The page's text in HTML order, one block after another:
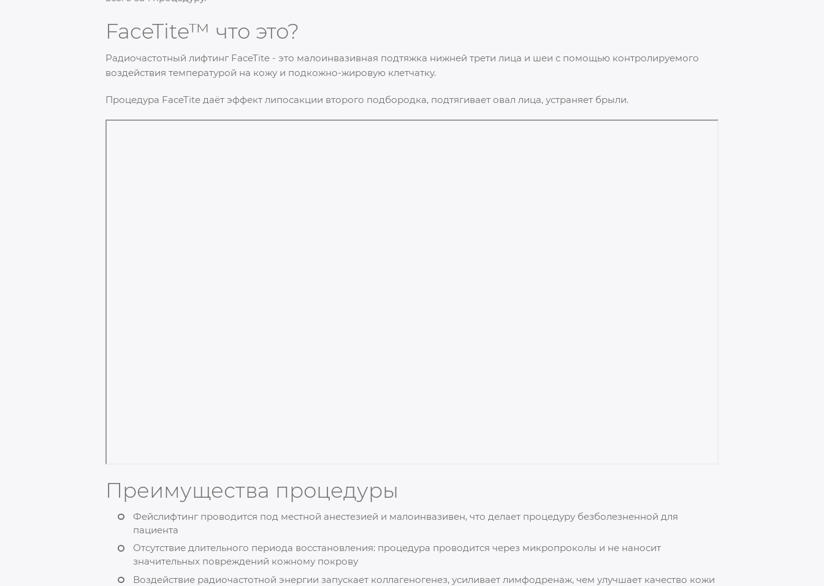
FaceTite™ что это?
Радиочастотный лифтинг FaceTite - это малоинвазивная подтяжка нижней трети лица и шеи с помощью контролируемого
воздействия температурой на кожу и подкожно-жировую клетчатку.
Процедура FaceTite даёт эффект липосакции второго подбородка, подтягивает овал лица, устраняет брыли.
Преимущества процедуры
Фейслифтинг проводится под местной анестезией и малоинвазивен, что делает процедуру безболезненной для
пациента
Отсутствие длительного периода восстановления: процедура проводится через микропроколы и не наносит
значительных повреждений кожному покрову
Воздействие радиочастотной энергии запускает коллагеногенез, усиливает лимфодренаж, чем улучшает качество кожи